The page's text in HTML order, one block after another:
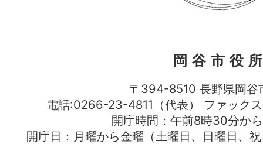
岡谷市役
〒394-8510 長野県岡谷
電話:0266-23-4811（代表） ファッ
開庁時間：午前8時30分か
開庁日：月曜から金曜（土曜日、日曜日、